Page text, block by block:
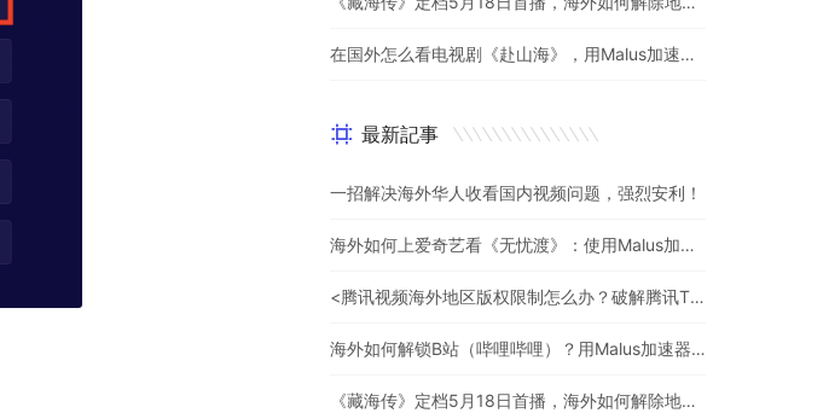
在国外怎么看电视剧《赴山海》，用Malus加速器一键解锁地区限制
最新記事
一招解决海外华人收看国内视频问题，强烈安利！
海外如何上爱奇艺看《无忧渡》：使用Malus加速器一键解除地域限制
<腾讯视频海外地区版权限制怎么办？破解腾讯TV地域限制的办法>
海外如何解锁B站（哔哩哔哩）？用Malus加速器解除地域限制，一键流畅追番
《藏海传》定档5月18日首播，海外如何解除地区限制追剧